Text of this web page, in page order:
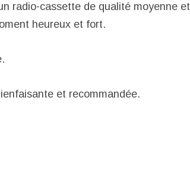
radio-cassette de qualité moyenne et
heureux et fort.
et recommandée.